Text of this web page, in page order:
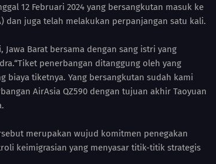
12 Februari 2024 yang bersangkutan masuk ke
dan juga telah melakukan perpanjangan satu kali.
Barat bersama dengan sang istri yang
penerbangan ditanggung oleh yang
biaya tiketnya. Yang bersangkutan sudah kami
AirAsia QZ590 dengan tujuan akhir Taoyuan
merupakan wujud komitmen penegakan
keimigrasian yang menyasar titik-titik strategis